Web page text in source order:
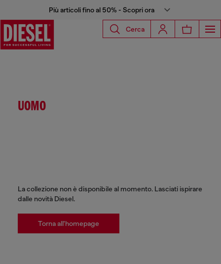
Più articoli fino al 50% - Scopri ora
Cerca
UOMO
La collezione non è disponibile al momento. Lasciati ispirare
dalle novità Diesel.
Torna all'homepage